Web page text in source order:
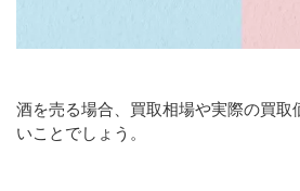
酒を売る場合、買取相場や実際の買取
いことでしょう。